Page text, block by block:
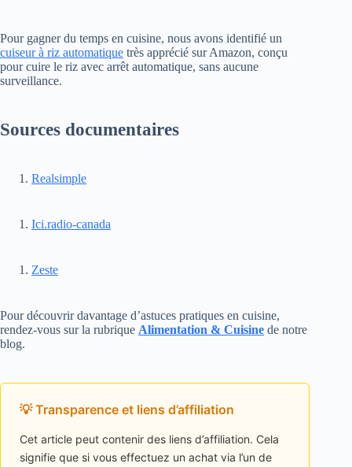
Pour gagner du temps en cuisine, nous avons identifié un
cuiseur à riz automatique très apprécié sur Amazon, conçu
pour cuire le riz avec arrêt automatique, sans aucune
surveillance.
Sources documentaires
Realsimple
Ici.radio-canada
Zeste
Pour découvrir davantage d’astuces pratiques en cuisine,
rendez-vous sur la rubrique Alimentation & Cuisine de notre
blog.
💡 Transparence et liens d’affiliation
Cet article peut contenir des liens d’affiliation. Cela
signifie que si vous effectuez un achat via l’un de